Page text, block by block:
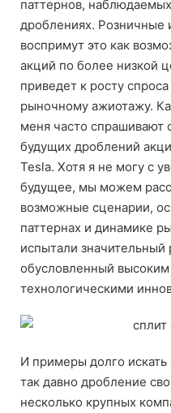
паттернов,
дроблениях. Розничные
воспримут это как
акций по более низкой
приведет к росту
рыночному ажиотажу.
меня часто спрашивают
будущих дроблений
Tesla. Хотя я не могу с
будущее, мы можем
возможные сценарии,
паттернах и динамике
испытали значительный
обусловленный
технологическими
И примеры долго искать
так давно дробление
несколько крупных